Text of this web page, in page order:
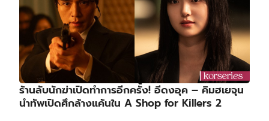
ร้านลับนักฆ่าเปิดทำการอีกครั้ง! อีดงอุค – คิมฮเยจุน
นำทัพเปิดศึกล้างแค้นใน A Shop for Killers 2